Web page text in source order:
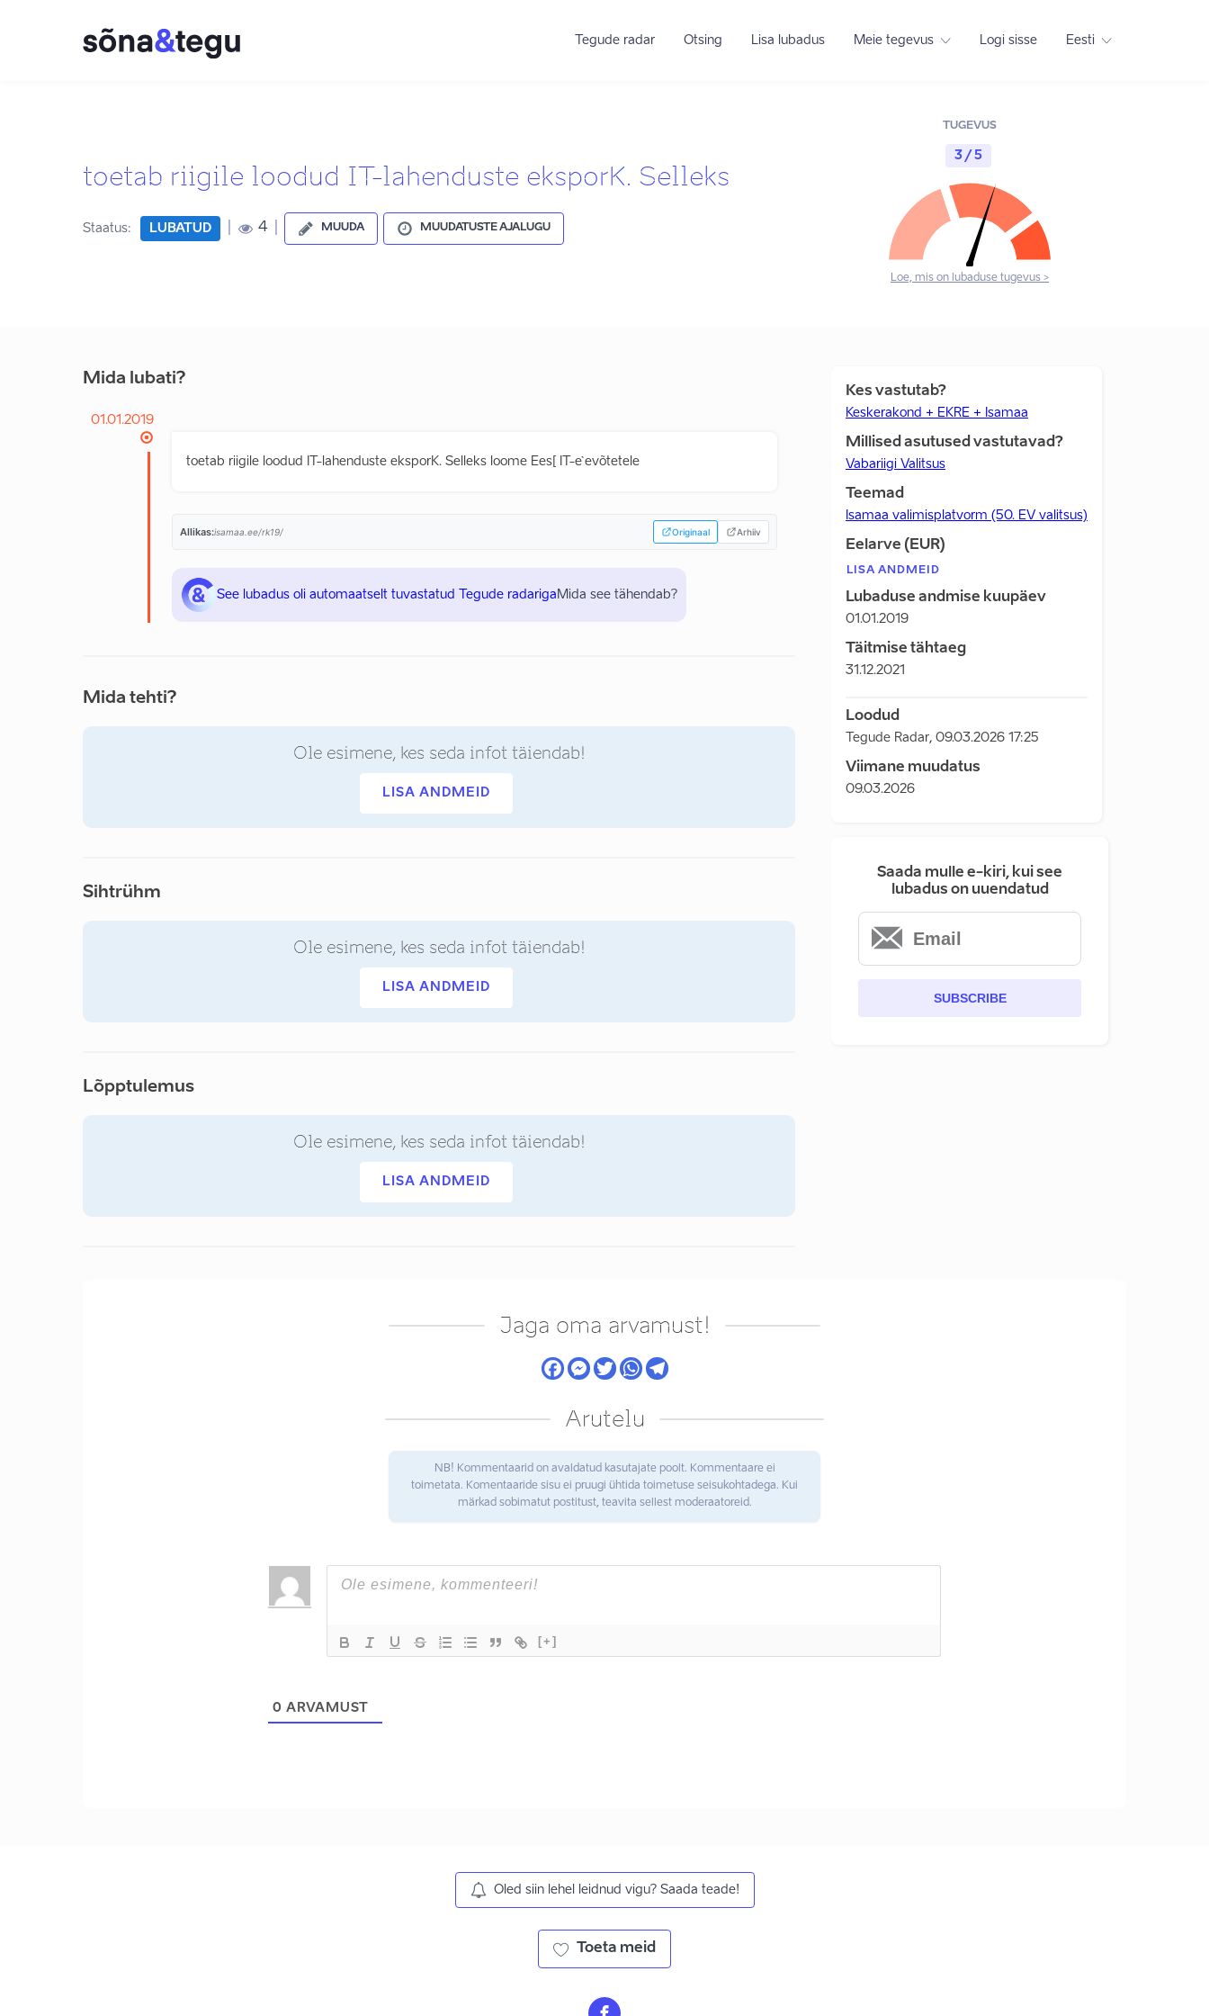
Tegude radar Otsing Lisa lubadus Meie tegevus Logi sisse Eesti
toetab riigile loodud IT-lahenduste eksporK. Selleks
Staatus: LUBATUD 4 MUUDA MUUDATUSTE AJALUGU
TUGEVUS
3 / 5
Loe, mis on lubaduse tugevus >
Mida lubati?
01.01.2019
toetab riigile loodud IT-lahenduste eksporK. Selleks loome Ees[ IT-e`evõtetele
Allikas:isamaa.ee/rk19/ Originaal Arhiiv
See lubadus oli automaatselt tuvastatud Tegude radariga Mida see tähendab?
Mida tehti?
Ole esimene, kes seda infot täiendab!
LISA ANDMEID
Sihtrühm
Ole esimene, kes seda infot täiendab!
LISA ANDMEID
Lõpptulemus
Ole esimene, kes seda infot täiendab!
LISA ANDMEID
Kes vastutab?
Keskerakond + EKRE + Isamaa
Millised asutused vastutavad?
Vabariigi Valitsus
Teemad
Isamaa valimisplatvorm (50. EV valitsus)
Eelarve (EUR)
LISA ANDMEID
Lubaduse andmise kuupäev
01.01.2019
Täitmise tähtaeg
31.12.2021
Loodud
Tegude Radar, 09.03.2026 17:25
Viimane muudatus
09.03.2026
Saada mulle e-kiri, kui see
lubadus on uuendatud
SUBSCRIBE
Jaga oma arvamust!
Arutelu
NB! Kommentaarid on avaldatud kasutajate poolt. Kommentaare ei
toimetata. Komentaaride sisu ei pruugi ühtida toimetuse seisukohtadega. Kui
märkad sobimatut postitust, teavita sellest moderaatoreid.
[+]
0 ARVAMUST
Oled siin lehel leidnud vigu? Saada teade!
Toeta meid